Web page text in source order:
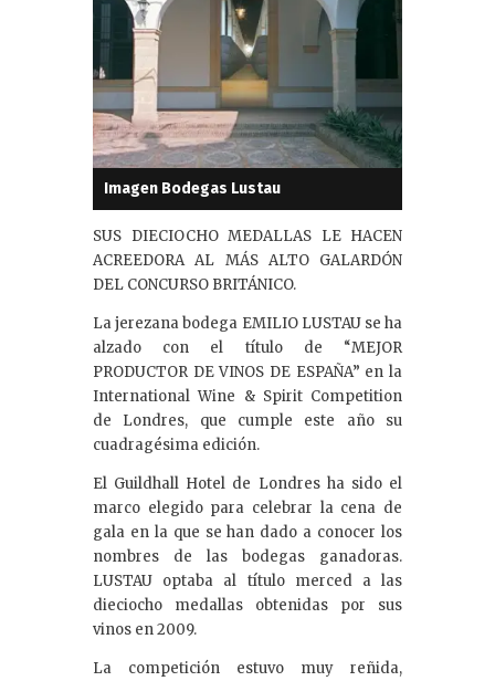
Imagen Bodegas Lustau
SUS DIECIOCHO MEDALLAS LE HACEN
ACREEDORA AL MÁS ALTO GALARDÓN
DEL CONCURSO BRITÁNICO.
La jerezana bodega EMILIO LUSTAU se ha
alzado con el título de “MEJOR
PRODUCTOR DE VINOS DE ESPAÑA” en la
International Wine & Spirit Competition
de Londres, que cumple este año su
cuadragésima edición.
El Guildhall Hotel de Londres ha sido el
marco elegido para celebrar la cena de
gala en la que se han dado a conocer los
nombres de las bodegas ganadoras.
LUSTAU optaba al título merced a las
dieciocho medallas obtenidas por sus
vinos en 2009.
La competición estuvo muy reñida,